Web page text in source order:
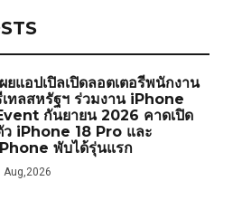
ผยแอปเปิลเปิดลอตเตอรีพนักงาน
เทลสหรัฐฯ ร่วมงาน iPhone
กันยายน 2026 คาดเปิด
ว iPhone 18 Pro และ
พับได้รุ่นแรก
Aug,2026